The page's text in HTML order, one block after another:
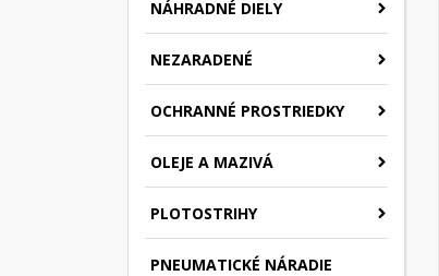
NÁHRADNÉ DIELY
NEZARADENÉ
OCHRANNÉ PROSTRIEDKY
OLEJE A MAZIVÁ
PLOTOSTRIHY
PNEUMATICKÉ NÁRADIE